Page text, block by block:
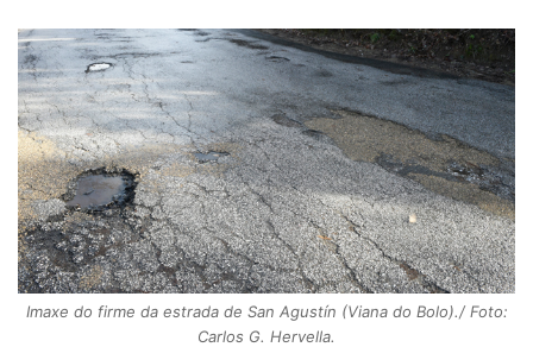
Imaxe do firme da estrada de San Agustín (Viana do Bolo)./ Foto:
Carlos G. Hervella.